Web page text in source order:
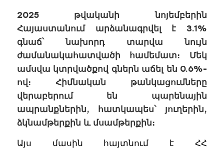
2025 թվականի նոյեմբերին
Հայաստանում արձանագրվել է 3.1%
գնաճ՝ նախորդ տարվա նույն
ժամանակահատվածի համեմատ։ Մեկ
ամսվա կտրվածքով գներն աճել են 0.6%-
ով։ Հիմնական թանկացումները
վերաբերում են պարենային
ապրանքներին, հատկապես՝ յուղերին,
ձկնամթերքին և մսամթերքին։
Այս մասին հայտնում է ՀՀ